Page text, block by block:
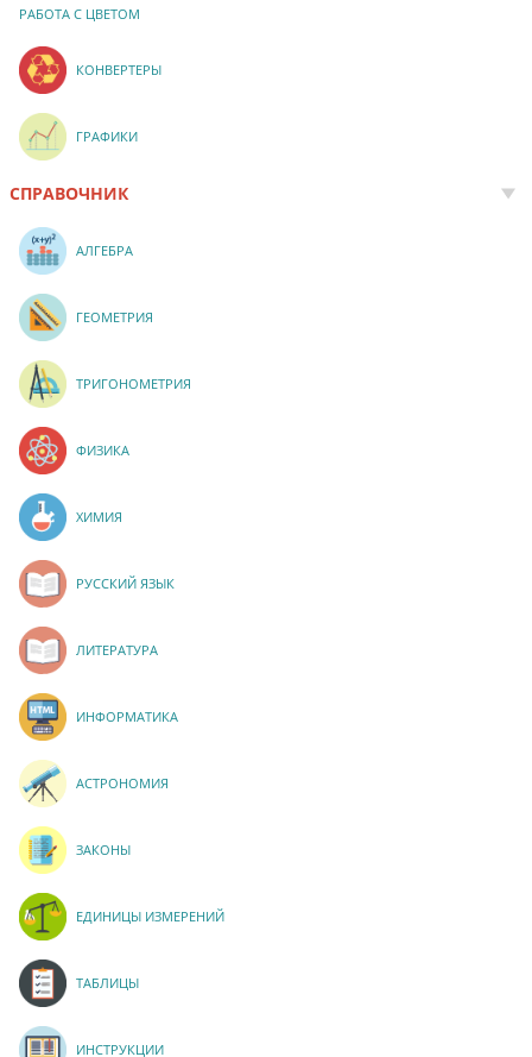
РАБОТА С ЦВЕТОМ
КОНВЕРТЕРЫ
ГРАФИКИ
СПРАВОЧНИК
АЛГЕБРА
ГЕОМЕТРИЯ
ТРИГОНОМЕТРИЯ
ФИЗИКА
ХИМИЯ
РУССКИЙ ЯЗЫК
ЛИТЕРАТУРА
ИНФОРМАТИКА
АСТРОНОМИЯ
ЗАКОНЫ
ЕДИНИЦЫ ИЗМЕРЕНИЙ
ТАБЛИЦЫ
ИНСТРУКЦИИ